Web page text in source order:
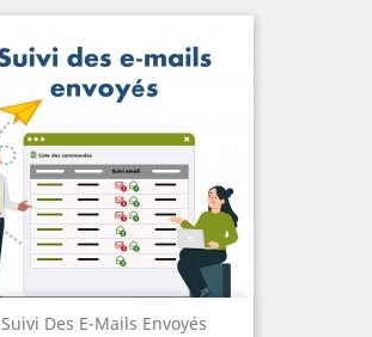
Suivi Des E-Mails Envoyés